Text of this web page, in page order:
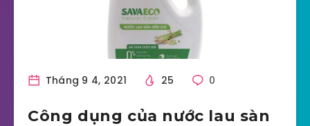
Tháng 9 4, 2021 25 0
Công dụng của nước lau sàn